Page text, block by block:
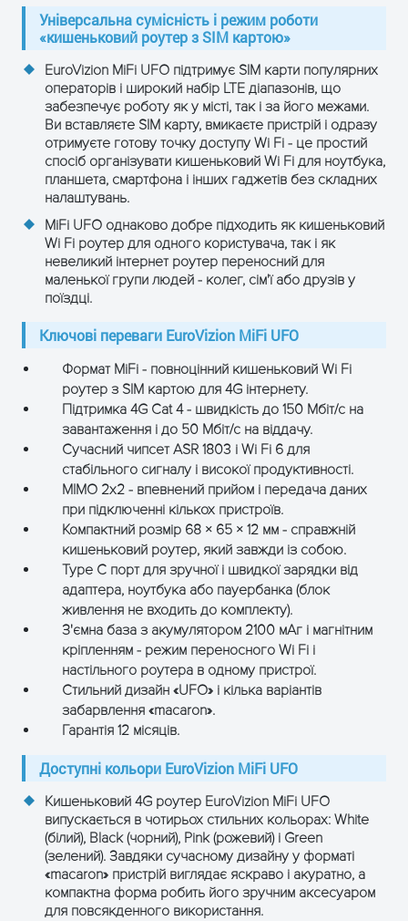
Універсальна сумісність і режим роботи
«кишеньковий роутер з SIM картою»
EuroVizion MiFi UFO підтримує SIM карти популярних
операторів і широкий набір LTE діапазонів, що
забезпечує роботу як у місті, так і за його межами.
Ви вставляєте SIM карту, вмикаєте пристрій і одразу
отримуєте готову точку доступу Wi Fi - це простий
спосіб організувати кишеньковий Wi Fi для ноутбука,
планшета, смартфона і інших гаджетів без складних
налаштувань.
MiFi UFO однаково добре підходить як кишеньковий
Wi Fi роутер для одного користувача, так і як
невеликий інтернет роутер переносний для
маленької групи людей - колег, сім'ї або друзів у
поїздці.
Ключові переваги EuroVizion MiFi UFO
Формат MiFi - повноцінний кишеньковий Wi Fi
роутер з SIM картою для 4G інтернету.
Підтримка 4G Cat 4 - швидкість до 150 Мбіт/с на
завантаження і до 50 Мбіт/с на віддачу.
Сучасний чипсет ASR 1803 і Wi Fi 6 для
стабільного сигналу і високої продуктивності.
MIMO 2x2 - впевнений прийом і передача даних
при підключенні кількох пристроїв.
Компактний розмір 68 × 65 × 12 мм - справжній
кишеньковий роутер, який завжди із собою.
Type C порт для зручної і швидкої зарядки від
адаптера, ноутбука або пауербанка (блок
живлення не входить до комплекту).
З'ємна база з акумулятором 2100 мАг і магнітним
кріпленням - режим переносного Wi Fi і
настільного роутера в одному пристрої.
Стильний дизайн «UFO» і кілька варіантів
забарвлення «macaron».
Гарантія 12 місяців.
Доступні кольори EuroVizion MiFi UFO
Кишеньковий 4G роутер EuroVizion MiFi UFO
випускається в чотирьох стильних кольорах: White
(білий), Black (чорний), Pink (рожевий) і Green
(зелений). Завдяки сучасному дизайну у форматі
«macaron» пристрій виглядає яскраво і акуратно, а
компактна форма робить його зручним аксесуаром
для повсякденного використання.
Тип SIM
eSIM (опціонально)
Режим роботи
SIM
Dual standby (один активний
канал), відповідає 3GPP
31.101/31.102
Акумулятор і живлення
Акумулятор
Окремий модуль 2100 мА·г
Напруга 5 В через Type-C
Робочий струм 200–500 мА
Індикатор
Показує рівень заряду і
Умови експлуатації
Робоча
температура
0°C … +40°C
Екстремальна
робоча
температура
–10°C … +60°C
Температура
зберігання
–20°C … +70°C
Робоча
вологість
5%–65% (без конденсації)
Вологість
зберігання
Програмні функції
Web інтерфейс WebUI + мобільний WebUI
Оновлення ПО Локальне оновлення
MAC/IP фільтр, Port